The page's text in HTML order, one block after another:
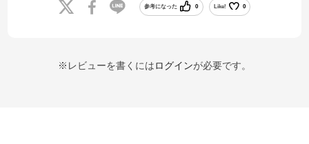
参考になった 0 Like! 0
※レビューを書くにはログインが必要です。